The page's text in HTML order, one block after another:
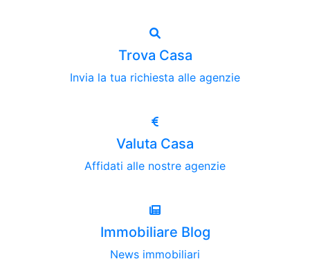
Trova Casa
Invia la tua richiesta alle agenzie
Valuta Casa
Affidati alle nostre agenzie
Immobiliare Blog
News immobiliari